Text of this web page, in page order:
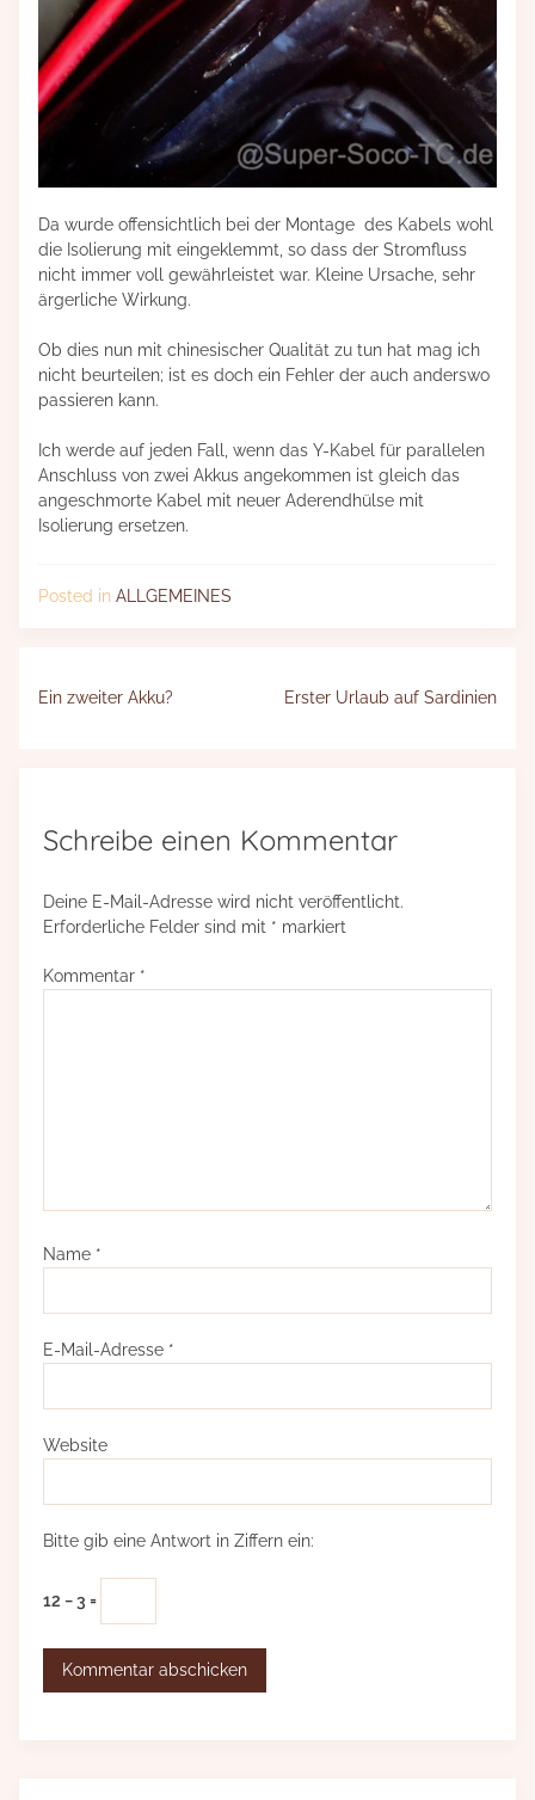
Da wurde offensichtlich bei der Montage des Kabels wohl
die Isolierung mit eingeklemmt, so dass der Stromfluss
nicht immer voll gewährleistet war. Kleine Ursache, sehr
ärgerliche Wirkung.
Ob dies nun mit chinesischer Qualität zu tun hat mag ich
nicht beurteilen; ist es doch ein Fehler der auch anderswo
passieren kann.
Ich werde auf jeden Fall, wenn das Y-Kabel für parallelen
Anschluss von zwei Akkus angekommen ist gleich das
angeschmorte Kabel mit neuer Aderendhülse mit
Isolierung ersetzen.
Posted in ALLGEMEINES
Beitragsnavigation
Ein zweiter Akku? Erster Urlaub auf Sardinien
Schreibe einen Kommentar
Deine E-Mail-Adresse wird nicht veröffentlicht.
Erforderliche Felder sind mit * markiert
Kommentar *
Name *
E-Mail-Adresse *
Website
Bitte gib eine Antwort in Ziffern ein:
12 − 3 =